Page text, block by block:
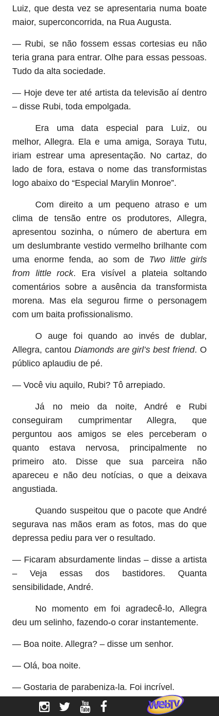
Luiz, que desta vez se apresentaria numa boate
maior, superconcorrida, na Rua Augusta.
— Rubi, se não fossem essas cortesias eu não
teria grana para entrar. Olhe para essas pessoas.
Tudo da alta sociedade.
— Hoje deve ter até artista da televisão aí dentro
– disse Rubi, toda empolgada.
Era uma data especial para Luiz, ou
melhor, Allegra. Ela e uma amiga, Soraya Tutu,
iriam estrear uma apresentação. No cartaz, do
lado de fora, estava o nome das transformistas
logo abaixo do “Especial Marylin Monroe”.
Com direito a um pequeno atraso e um
clima de tensão entre os produtores, Allegra,
apresentou sozinha, o número de abertura em
um deslumbrante vestido vermelho brilhante com
uma enorme fenda, ao som de Two little girls
from little rock. Era visível a plateia soltando
comentários sobre a ausência da transformista
morena. Mas ela segurou firme o personagem
com um baita profissionalismo.
O auge foi quando ao invés de dublar,
Allegra, cantou Diamonds are girl’s best friend. O
público aplaudiu de pé.
— Você viu aquilo, Rubi? Tô arrepiado.
Já no meio da noite, André e Rubi
conseguiram cumprimentar Allegra, que
perguntou aos amigos se eles perceberam o
quanto estava nervosa, principalmente no
primeiro ato. Disse que sua parceira não
apareceu e não deu notícias, o que a deixava
angustiada.
Quando suspeitou que o pacote que André
segurava nas mãos eram as fotos, mas do que
depressa pediu para ver o resultado.
— Ficaram absurdamente lindas – disse a artista
– Veja essas dos bastidores. Quanta
sensibilidade, André.
No momento em foi agradecê-lo, Allegra
deu um selinho, fazendo-o corar instantemente.
— Boa noite. Allegra? – disse um senhor.
— Olá, boa noite.
— Gostaria de parabeniza-la. Foi incrível.
O senhor chamava-se Pedro Real, dono da